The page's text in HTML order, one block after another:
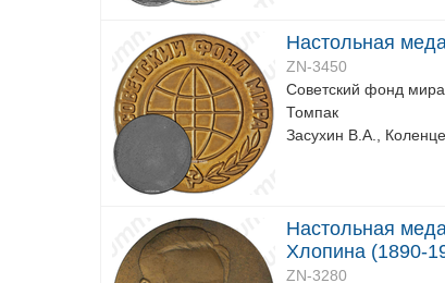
Настольная
ZN-3450
Советский фонд мира
Томпак
Засухин В.А.,
Настольная
Хлопина (1890-
ZN-3280